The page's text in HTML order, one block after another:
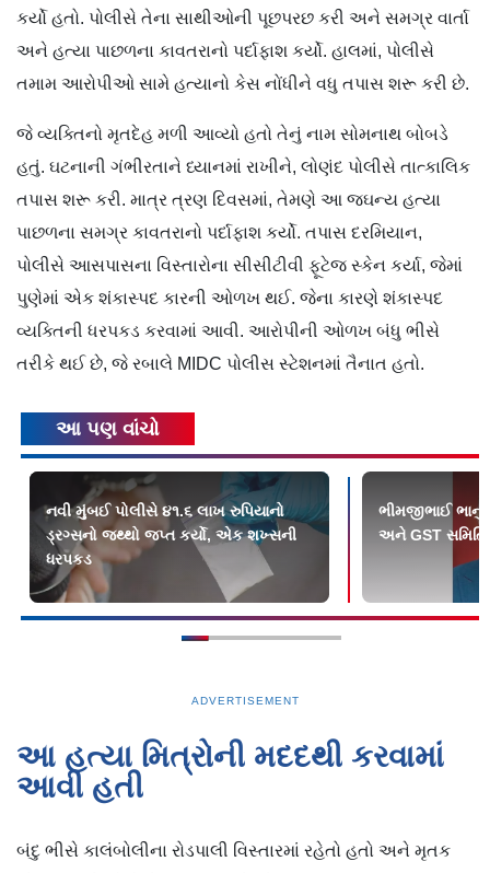
કર્યો હતો. પોલીસે તેના સાથીઓની પૂછપરછ કરી અને સમગ્ર વાર્તા
અને હત્યા પાછળના કાવતરાનો પર્દાફાશ કર્યો. હાલમાં, પોલીસે
તમામ આરોપીઓ સામે હત્યાનો કેસ નોંધીને વધુ તપાસ શરૂ કરી છે.
જે વ્યક્તિનો મૃતદેહ મળી આવ્યો હતો તેનું નામ સોમનાથ બોબડે
હતું. ઘટનાની ગંભીરતાને ધ્યાનમાં રાખીને, લોણંદ પોલીસે તાત્કાલિક
તપાસ શરૂ કરી. માત્ર ત્રણ દિવસમાં, તેમણે આ જઘન્ય હત્યા
પાછળના સમગ્ર કાવતરાનો પર્દાફાશ કર્યો. તપાસ દરમિયાન,
પોલીસે આસપાસના વિસ્તારોના સીસીટીવી ફૂટેજ સ્કેન કર્યા, જેમાં
પુણેમાં એક શંકાસ્પદ કારની ઓળખ થઈ. જેના કારણે શંકાસ્પદ
વ્યક્તિની ધરપકડ કરવામાં આવી. આરોપીની ઓળખ બંધુ ભીસે
તરીકે થઈ છે, જે રબાલે MIDC પોલીસ સ્ટેશનમાં તૈનાત હતો.
આ પણ વાંચો
નવી મુંબઈ પોલીસે ૪૧.૬ લાખ રુપિયાનો
ડ્રગ્સનો જથ્થો જપ્ત કર્યો, એક શખ્સની
ધરપકડ
ભીમજીભાઈ
અને GST
ADVERTISEMENT
આ હત્યા મિત્રોની મદદથી કરવામાં
આવી હતી
બંદુ ભીસે કાલંબોલીના રોડપાલી વિસ્તારમાં રહેતો હતો અને મૃતક